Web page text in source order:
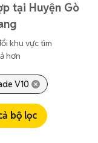
tại Huyện Gò
khu vực tìm
hơn
V10
bộ lọc